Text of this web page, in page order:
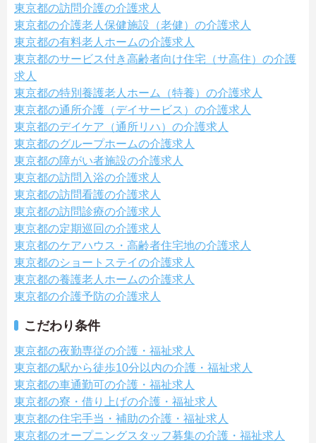
東京都の訪問介護の介護求人
東京都の介護老人保健施設（老健）の介護求人
東京都の有料老人ホームの介護求人
東京都のサービス付き高齢者向け住宅（サ高住）の介護
求人
東京都の特別養護老人ホーム（特養）の介護求人
東京都の通所介護（デイサービス）の介護求人
東京都のデイケア（通所リハ）の介護求人
東京都のグループホームの介護求人
東京都の障がい者施設の介護求人
東京都の訪問入浴の介護求人
東京都の訪問看護の介護求人
東京都の訪問診療の介護求人
東京都の定期巡回の介護求人
東京都のケアハウス・高齢者住宅地の介護求人
東京都のショートステイの介護求人
東京都の養護老人ホームの介護求人
東京都の介護予防の介護求人
こだわり条件
東京都の夜勤専従の介護・福祉求人
東京都の駅から徒歩10分以内の介護・福祉求人
東京都の車通勤可の介護・福祉求人
東京都の寮・借り上げの介護・福祉求人
東京都の住宅手当・補助の介護・福祉求人
東京都のオープニングスタッフ募集の介護・福祉求人